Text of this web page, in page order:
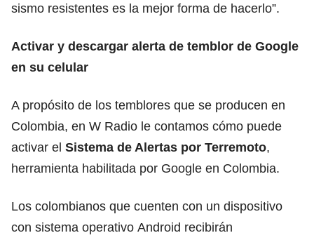
sismo resistentes es la mejor forma de hacerlo”.
Activar y descargar alerta de temblor de Google
en su celular
A propósito de los temblores que se producen en
Colombia, en W Radio le contamos cómo puede
activar el Sistema de Alertas por Terremoto,
herramienta habilitada por Google en Colombia.
Los colombianos que cuenten con un dispositivo
con sistema operativo Android recibirán